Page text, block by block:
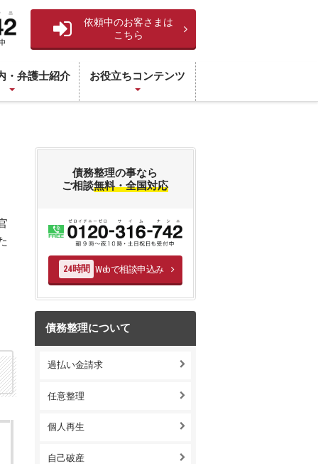
依頼中のお客さまは
こちら
・弁護士紹介 お役立ちコンテンツ
債務整理の事なら
ご相談無料・全国対応
24時間 Webで相談申込み
債務整理について
過払い金請求
任意整理
個人再生
自己破産